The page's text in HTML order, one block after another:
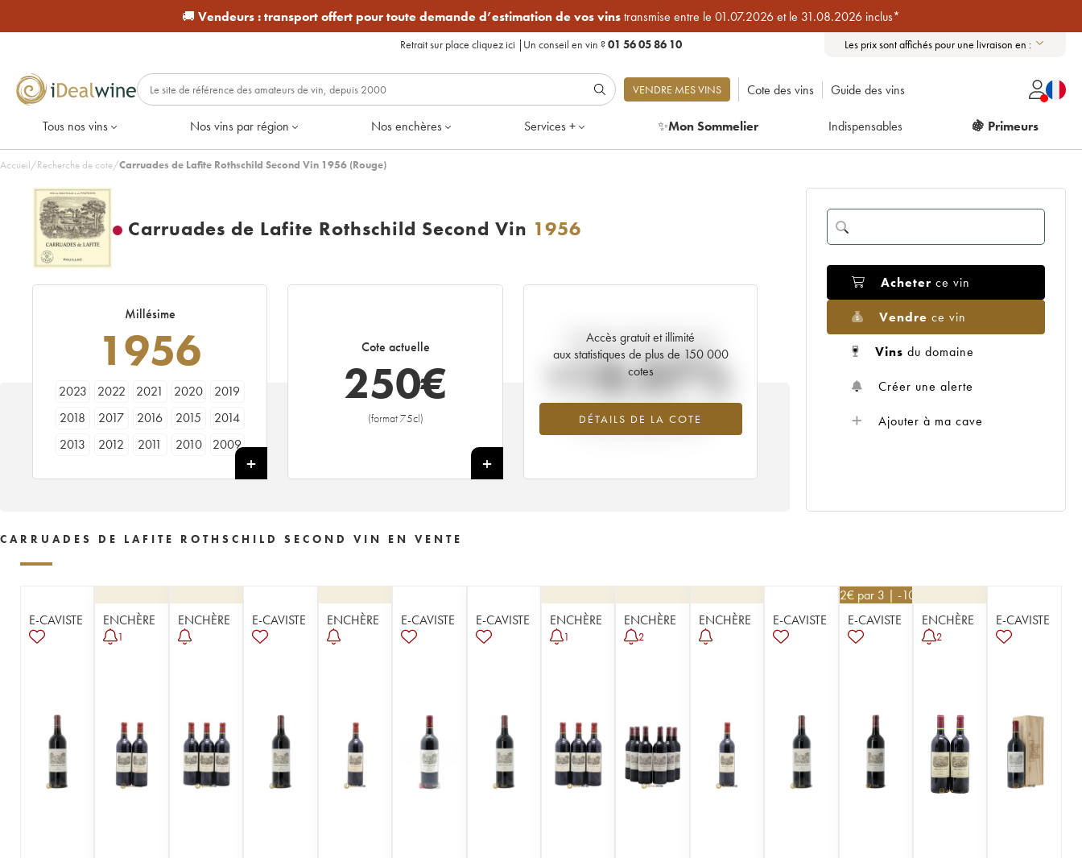
🚚 Vendeurs :transport offert pour toute demande d’estimation de vos vinstransmise entre le 01.07.2026 et le 31.08.2026 inclus*
Retrait sur place cliquez ici | Un conseil en vin ?01 56 05 86 10 Les prix sont affichés pour une livraison en :
VENDRE MES VINS Cote des vins Guide des vins
Tous nos vins Nos vins par région Nos enchères Services + ✨Mon Sommelier Indispensables 🍇 Primeurs
Accueil/Recherche de cote/Carruades de Lafite Rothschild Second Vin 1956 (Rouge)
Carruades de Lafite Rothschild Second Vin 1956
Millésime
1956
2023 2022 2021 2020
2019
2018
2017 2016 2015
2014
2013
2012 2011 2010
2009
1982 1981 1978
1970
1964 1959
Cote actuelle
250€
(format 75cl)
+
Accès gratuit et illimité
aux statistiques de plus de 150 000
cotes
DÉTAILS DE LA COTE
Tendance actuelle de la cote
+18.07%
Tendance à la hausse du millésime 1956
en 2026 par rapport à 2025
Acheter ce vin
Vendre ce vin
Vins du domaine
Créer une alerte
Ajouter à ma cave
CARRUADES DE LAFITE ROTHSCHILD SECOND VIN EN VENTE
E-CAVISTE ENCHÈRE
1
ENCHÈRE E-CAVISTE ENCHÈRE E-CAVISTE E-CAVISTE ENCHÈRE
1
ENCHÈRE
2
ENCHÈRE E-CAVISTE
252€ par 3 | -10%
E-CAVISTE
ENCHÈRE
2
E-CAVISTE